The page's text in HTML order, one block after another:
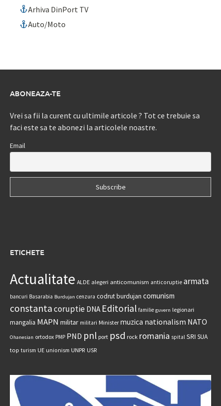
Arhiva DinPort TV
Auto/Moto
ABONEAZA-TE
Vrei sa fii la curent cu ultimile articole ? Tot ce trebuie sa
faci este sa te abonezi la articolele noastre.
Email
ETICHETE
Actualitate ALDE alegeri anticomunism anticoruptie armata
bancuri Basarabia Burdujan cenzura codrut burdujan comunism
constantacoruptie DNA Editorial familie guvern legionari
mangalia MAPN militar militari Minister muzica nationalism NATO
Ohanesian ortodox PMP PND pnl port psd rock romania spital SRI SUA
top turism UE unionism UNPR USR